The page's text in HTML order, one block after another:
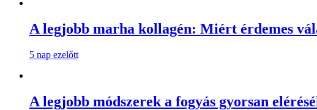
A legjobb marha kollagén: Miért érdemes
5 nap ezelőtt
A legjobb módszerek a fogyás gyorsan